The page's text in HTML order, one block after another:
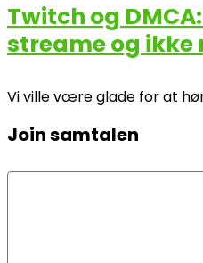
Twitch og
streame og ikke
Vi ville være glade for at
Join samtalen